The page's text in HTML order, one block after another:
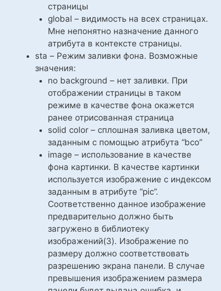
страницы
global – видимость на всех страницах.
Мне непонятно назначение данного
атрибута в контексте страницы.
sta – Режим заливки фона. Возможные
значения:
no background – нет заливки. При
отображении страницы в таком
режиме в качестве фона окажется
ранее отрисованная страница
solid color – сплошная заливка цветом,
заданным с помощью атрибута “bco”
image – использование в качестве
фона картинки. В качестве картинки
используется изображение с индексом
заданным в атрибуте “pic”.
Соответственно данное изображение
предварительно должно быть
загружено в библиотеку
изображений(3). Изображение по
размеру должно соответствовать
разрешению экрана панели. В случае
превышения изображением размера